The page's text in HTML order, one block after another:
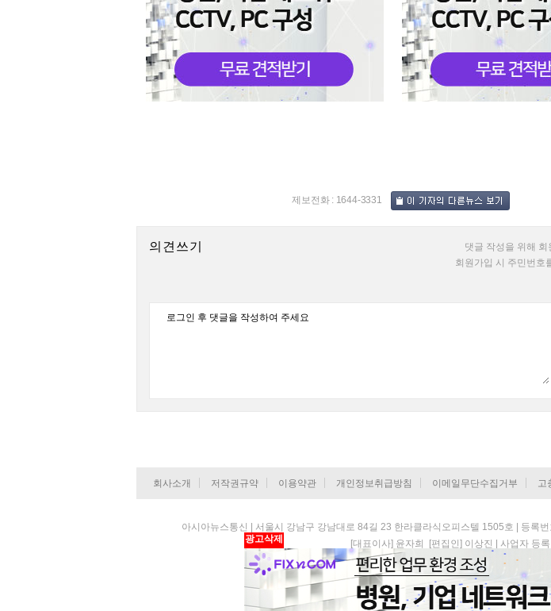
제보전화 : 1644-3331
의견쓰기
댓글 작성을 위해
회원가입 시 주민번호
회사소개 저작권규약 이용약관 개인정보취급방침 이메일무단수집거부 고
아시아뉴스통신 | 서울시 강남구 강남대로 84길 23 한라클라식오피스텔 1505호 | 등록
[대표이사] 윤자희 [편집인] 이상진 | 사업자 등
Copyright ⓒ 아시아뉴스통
광고삭제